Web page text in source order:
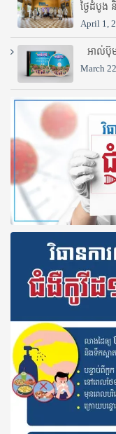
ថ្ងៃដំបូង
April 1,
អាល់ប៊ុម
March